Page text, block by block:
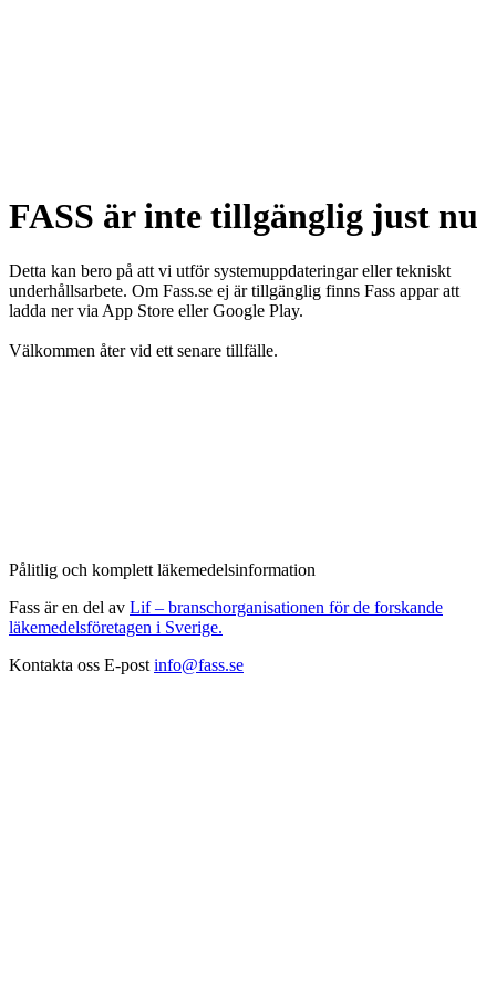
FASS är inte tillgänglig just nu
Detta kan bero på att vi utför systemuppdateringar eller tekniskt
underhållsarbete. Om Fass.se ej är tillgänglig finns Fass appar att
ladda ner via App Store eller Google Play.
Välkommen åter vid ett senare tillfälle.
Pålitlig och komplett läkemedelsinformation
Fass är en del av Lif – branschorganisationen för de forskande
läkemedelsföretagen i Sverige.
Kontakta oss E-post info@fass.se